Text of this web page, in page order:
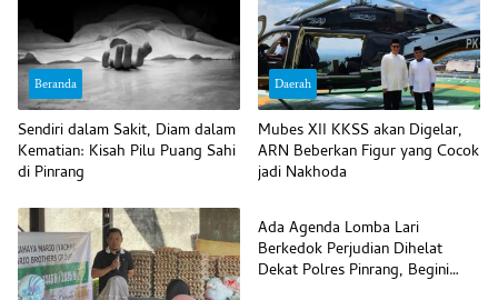
Beranda
Sendiri dalam Sakit, Diam dalam
Kematian: Kisah Pilu Puang Sahi
di Pinrang
Daerah
Mubes XII KKSS akan Digelar,
ARN Beberkan Figur yang Cocok
jadi Nakhoda
Daerah
Ada Agenda Lomba Lari
Berkedok Perjudian Dihelat
Dekat Polres Pinrang, Begini